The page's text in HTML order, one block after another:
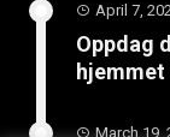
April 7,
Oppdag
March 19,